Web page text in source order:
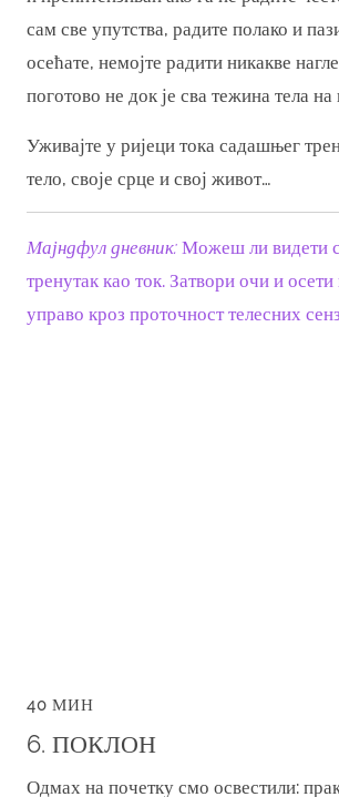
сам све упутства, радите полако и
осећате, немојте радити никакве
поготово не док је сва тежина тела на
Уживајте у ријеци тока садашњег
тело, своје срце и свој живот…
Мајндфул дневник: Можеш ли видети
тренутак као ток. Затвори очи и осети
управо кроз проточност телесних
40 МИН
6. ПОКЛОН
Одмах на почетку смо освестили: